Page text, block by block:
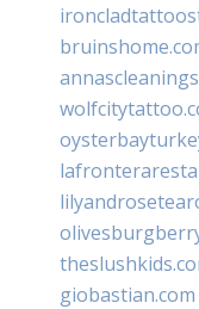
giobastian.com